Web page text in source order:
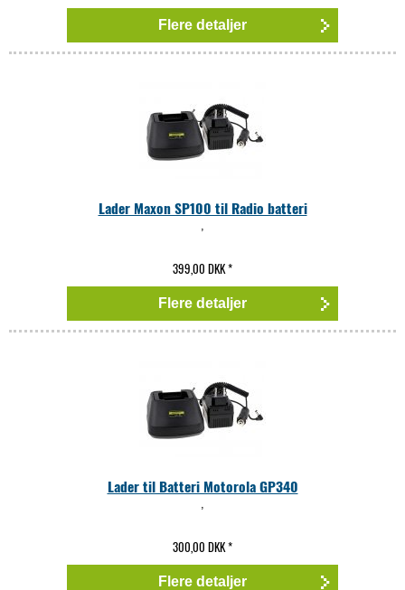
Flere detaljer
Lader Maxon SP100 til Radio batteri
,
399,00 DKK*
Flere detaljer
Lader til Batteri Motorola GP340
,
300,00 DKK*
Flere detaljer